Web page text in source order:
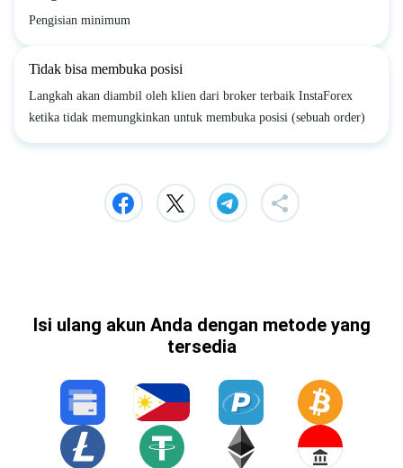
Pengisian minimum
Tidak bisa membuka posisi
Langkah akan diambil oleh klien dari broker terbaik InstaForex
ketika tidak memungkinkan untuk membuka posisi (sebuah order)
Isi ulang akun Anda dengan metode yang
tersedia